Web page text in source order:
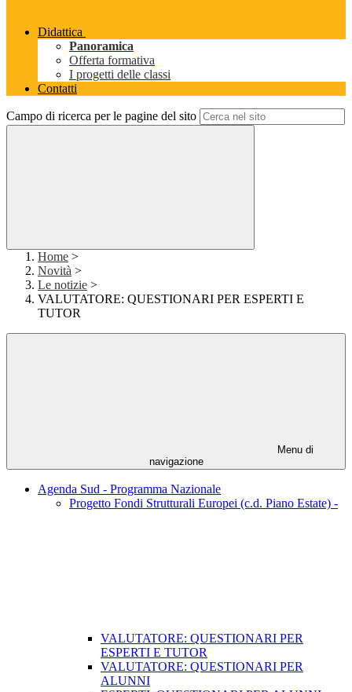
Didattica
Panoramica
Offerta formativa
I progetti delle classi
Contatti
Campo di ricerca per le pagine del sito
Home >
Novità >
Le notizie >
VALUTATORE: QUESTIONARI PER ESPERTI E
TUTOR
Menu di
navigazione
Agenda Sud - Programma Nazionale
Progetto Fondi Strutturali Europei (c.d. Piano Estate) -
VALUTATORE: QUESTIONARI PER
ESPERTI E TUTOR
VALUTATORE: QUESTIONARI PER
ALUNNI